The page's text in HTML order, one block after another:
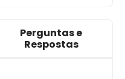
Perguntas e
Respostas